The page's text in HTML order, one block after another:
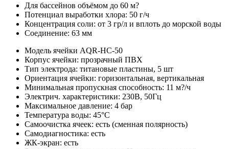
Для бассейнов объёмом до 60 м?
Потенциал выработки хлора: 50 г/ч
Концентрация соли: от 3 гр/л и вплоть до морской воды
Соединение: 63 мм
Модель ячейки AQR-HC-50
Корпус ячейки: прозрачный ПВХ
Тип электрода: титановые пластины, 5 шт
Ориентация ячейки: горизонтальная, вертикальная
Минимальная пропускная способность: 11 м?/ч
Электрич. характеристики: 230В, 50Гц
Максимальное давление: 4 бар
Температура воды: 45°C
Самоочистка ячеек: есть (сменная полярность)
Самодиагностика: есть
ЖК-экран: есть